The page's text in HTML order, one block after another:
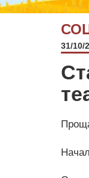
31/10/